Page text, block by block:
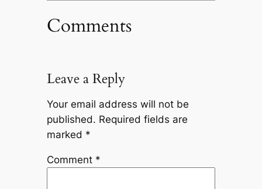
Comments
Leave a Reply
Your email address will not be
published. Required fields are
marked *
Comment *